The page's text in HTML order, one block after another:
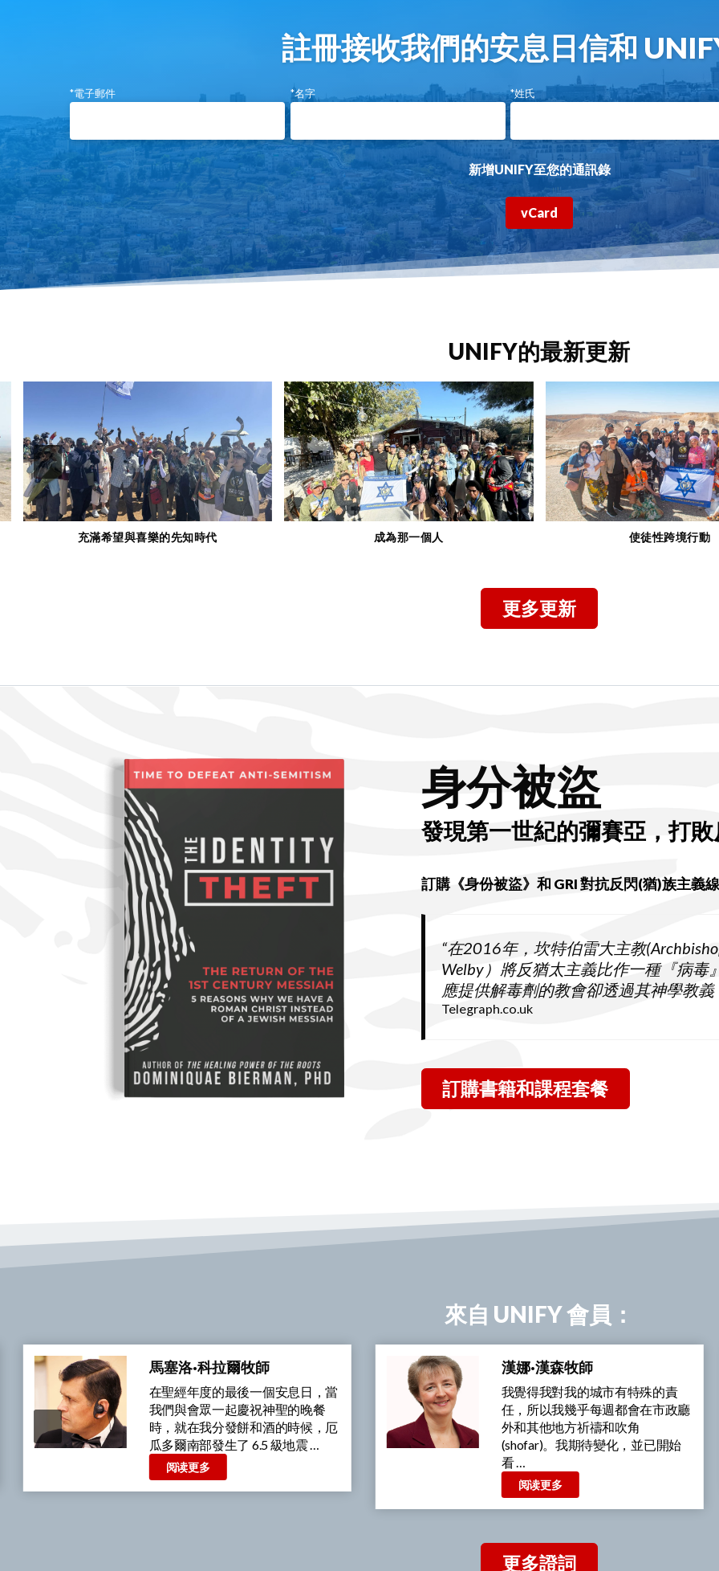
註冊接收我們的安息日信和
*電子郵件 *名字 *姓氏
新增UNIFY至您的通訊錄
vCard
UNIFY的最新更新
成為那一個人 使徒性跨境行動 記念
更多更新
身分被盜
發現第一世紀的彌賽亞，打
訂購《身份被盜》和 GRI 對抗反閃(猶)族主義
“在2016年，坎特伯雷大主教
Welby）將反猶太主義比作一種『病毒
應提供解毒劑的教會卻透過其神學教
Telegraph.co.uk
訂購書籍和課程套餐
來自 UNIFY 會員：
漢娜·漢森牧師
我覺得我對我的城市有特殊的責
任，所以我幾乎每週都會在市政廳
外和其他地方祈禱和吹角
(shofar)。我期待變化，並已開始
看 …
阅读更多
索尼亞·戈特利牧師
我一直在深入思考創世記 12:3 的
盟約應許，我希望這個真理能夠滲
透到每個家庭。我相信，即使是一
個家庭中的一個人接受了這 …
阅读更多
更多證詞